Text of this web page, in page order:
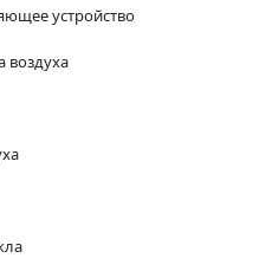
устройство
воздуха